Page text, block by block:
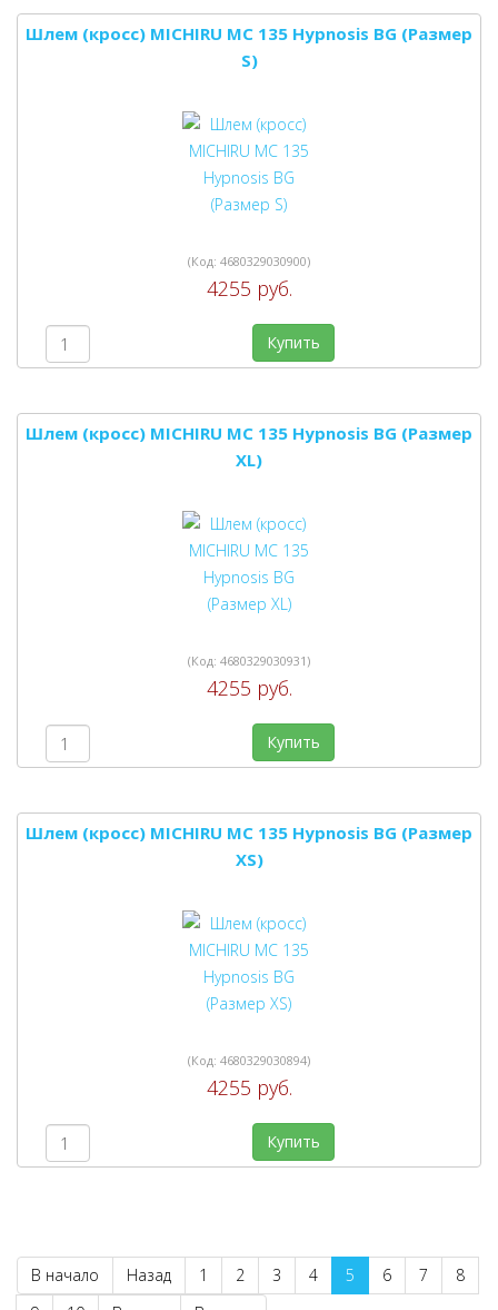
Шлем (кросс) MICHIRU MC 135 Hypnosis BG (Размер
S)
(Код: 4680329030900)
4255 руб.
Купить
Шлем (кросс) MICHIRU MC 135 Hypnosis BG (Размер
XL)
(Код: 4680329030931)
4255 руб.
Купить
Шлем (кросс) MICHIRU MC 135 Hypnosis BG (Размер
XS)
(Код: 4680329030894)
4255 руб.
Купить
В начало Назад 1 2 3 4 5 6 7
8